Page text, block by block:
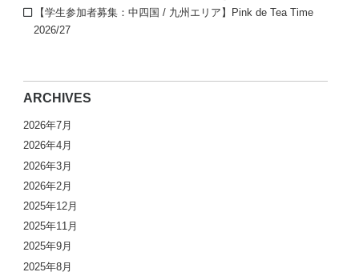
【学生参加者募集：中四国 / 九州エリア】Pink de Tea Time
2026/27
ARCHIVES
2026年7月
2026年4月
2026年3月
2026年2月
2025年12月
2025年11月
2025年9月
2025年8月